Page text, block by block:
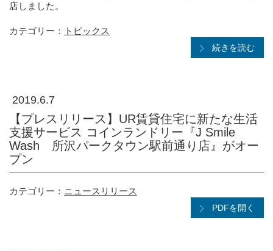
店しました。
カテゴリー： トピックス
続きを読む
2019.6.7
【プレスリリース】UR賃貸住宅に新たな生活
支援サービス コインランドリー『J Smile
Wash 所沢パークタウン駅前通り店』がオー
プン
カテゴリー： ニュースリリース
PDFを開く